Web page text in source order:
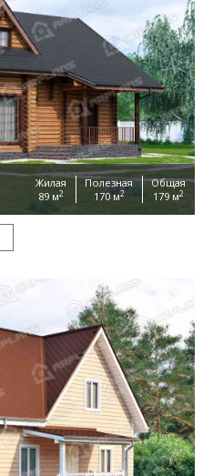
Жилая
89 м2
Полезная
170 м2
Общая
179 м2